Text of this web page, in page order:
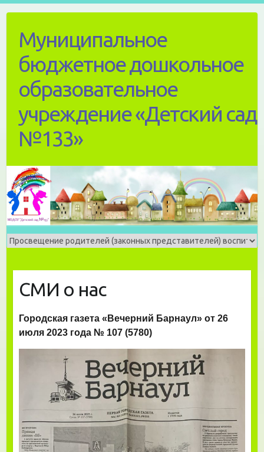
contentМуниципальное
бюджетное дошкольное
образовательное
учреждение «Детский сад
№133»
СМИ о нас
Городская газета «Вечерний Барнаул» от 26
июля 2023 года № 107 (5780)